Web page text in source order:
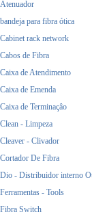
Atenuador
bandeja para fibra ótica
Cabinet rack network
Cabos de Fibra
Caixa de Atendimento
Caixa de Emenda
Caixa de Terminaçâo
Clean - Limpeza
Cleaver - Clivador
Cortador De Fibra
Dio - Distribuidor interno
Ferramentas - Tools
Fibra Switch